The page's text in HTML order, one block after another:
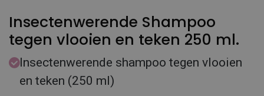
Insectenwerende Shampoo
tegen vlooien en teken 250 ml.
Insectenwerende shampoo tegen vlooien
en teken (250 ml)